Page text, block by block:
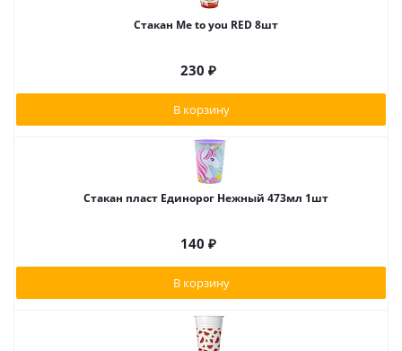
Стакан Me to you RED 8шт
230 ₽
В корзину
Стакан пласт Единорог Нежный 473мл 1шт
140 ₽
В корзину